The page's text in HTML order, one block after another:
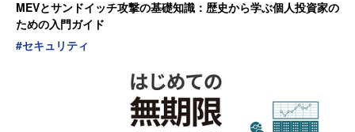
MEVとサンドイッチ攻撃の基礎知識：歴史から学ぶ個人投資家の
ための入門ガイド
#セキュリティ